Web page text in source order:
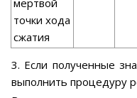
мертвой
точки хода
сжатия
3. Если полученные
выполнить процедуру